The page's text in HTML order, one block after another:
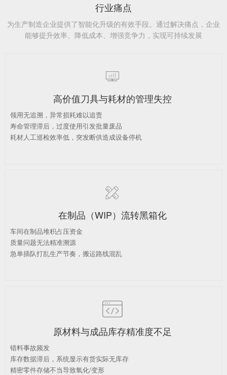
行业痛点
为生产制造企业提供了智能化升级的有效手段。通过解决痛点，企业
能够提升效率、降低成本、增强竞争力，实现可持续发展

高价值刀具与耗材的管理失控
领用无追溯，异常损耗难以追责
寿命管理滞后，过度使用引发批量废品
耗材人工巡检效率低，突发断供造成设备停机

在制品（WIP）流转黑箱化
车间在制品堆积占压资金
质量问题无法精准溯源
急单插队打乱生产节奏，搬运路线混乱

原材料与成品库存精准度不足
错料事故频发
库存数据滞后，系统显示有货实际无库存
精密零件存储不当导致氧化/变形